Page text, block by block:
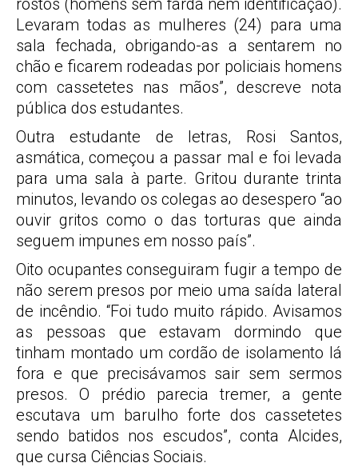
rostos (homens sem farda nem identificação).
Levaram todas as mulheres (24) para uma
sala fechada, obrigando-as a sentarem no
chão e ficarem rodeadas por policiais homens
com cassetetes nas mãos”, descreve nota
pública dos estudantes.
Outra estudante de letras, Rosi Santos,
asmática, começou a passar mal e foi levada
para uma sala à parte. Gritou durante trinta
minutos, levando os colegas ao desespero “ao
ouvir gritos como o das torturas que ainda
seguem impunes em nosso país”.
Oito ocupantes conseguiram fugir a tempo de
não serem presos por meio uma saída lateral
de incêndio. “Foi tudo muito rápido. Avisamos
as pessoas que estavam dormindo que
tinham montado um cordão de isolamento lá
fora e que precisávamos sair sem sermos
presos. O prédio parecia tremer, a gente
escutava um barulho forte dos cassetetes
sendo batidos nos escudos”, conta Alcides,
que cursa Ciências Sociais.